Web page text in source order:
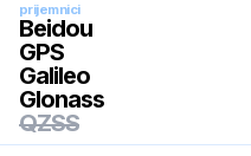
prijemnici
Beidou
GPS
Galileo
Glonass
QZSS